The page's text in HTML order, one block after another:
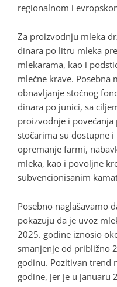
regionalnom i
Za proizvodnju mleka
dinara po litru mleka
mlekarama, kao i
mlečne krave. Posebna
obnavljanje stočnog
dinara po junici, sa
proizvodnje i
stočarima su dostupne
opremanje farmi,
mleka, kao i povoljne
subvencionisanim
Posebno naglašavamo
pokazuju da je uvoz
2025. godine iznosio
smanjenje od približno
godinu. Pozitivan trend
godine, jer je u januaru